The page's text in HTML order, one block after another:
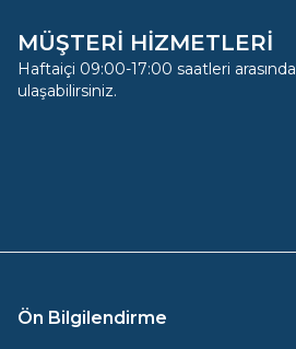
MÜŞTERİ HİZMETLERİ
Haftaiçi 09:00-17:00 saatleri arasında
ulaşabilirsiniz.
Ön Bilgilendirme